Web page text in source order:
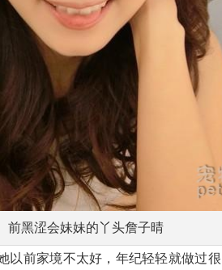
前黑涩会妹妹的丫头詹子晴
以前家境不太好，年纪轻轻就做过